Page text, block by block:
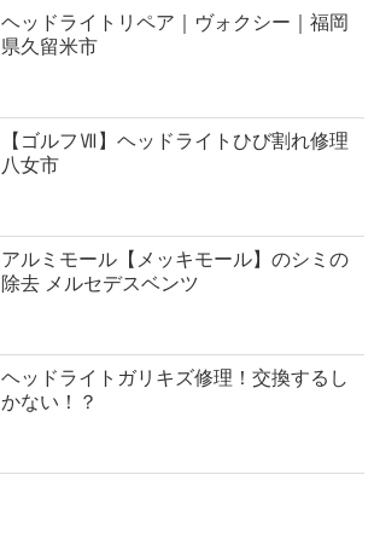
ヘッドライトリペア｜ヴォクシー｜福岡
県久留米市
【ゴルフⅦ】ヘッドライトひび割れ修理
八女市
アルミモール【メッキモール】のシミの
除去 メルセデスベンツ
ヘッドライトガリキズ修理！交換するし
かない！？